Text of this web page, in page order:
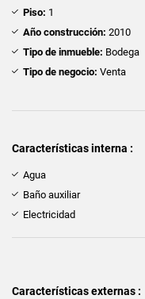
Piso: 1
Año construcción: 2010
Tipo de inmueble: Bodega
Tipo de negocio: Venta
Características interna :
Agua
Baño auxiliar
Electricidad
Características externas :